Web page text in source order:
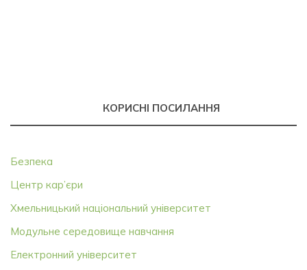
КОРИСНІ ПОСИЛАННЯ
Безпека
Центр кар’єри
Хмельницький національний університет
Модульне середовище навчання
Електронний університет